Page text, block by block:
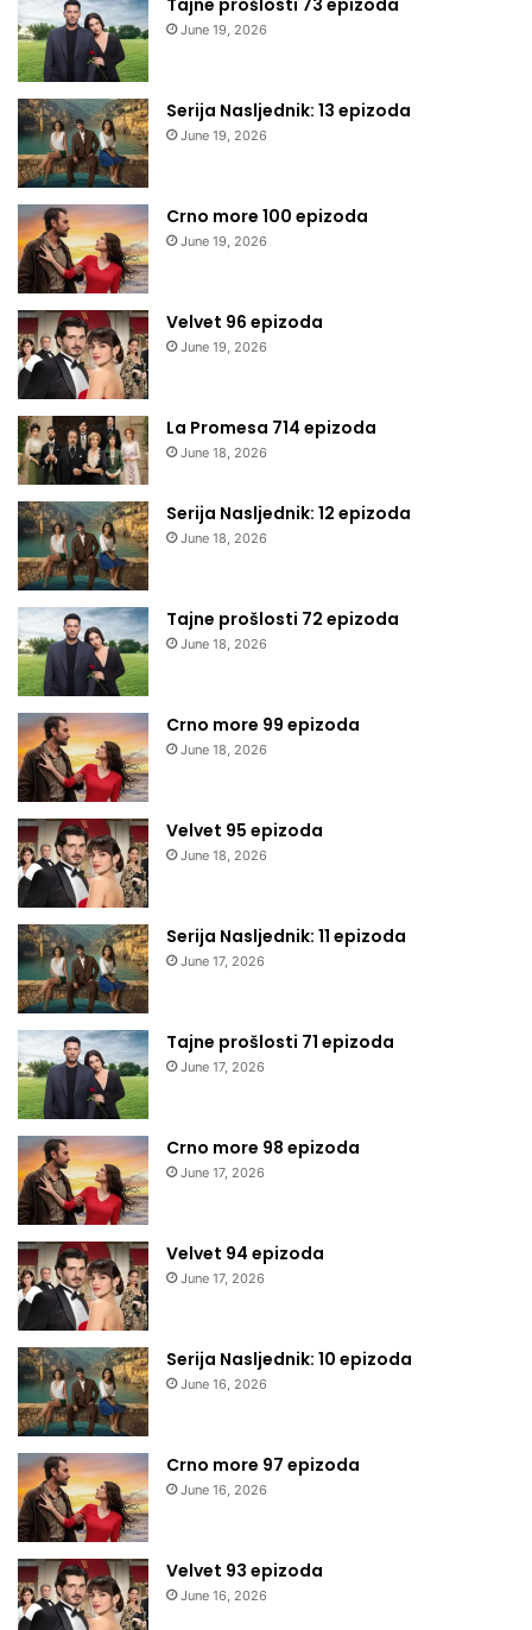
June 19, 2026
Serija Nasljednik: 13 epizoda
June 19, 2026
Crno more 100 epizoda
June 19, 2026
Velvet 96 epizoda
June 19, 2026
La Promesa 714 epizoda
June 18, 2026
Serija Nasljednik: 12 epizoda
June 18, 2026
Tajne prošlosti 72 epizoda
June 18, 2026
Crno more 99 epizoda
June 18, 2026
Velvet 95 epizoda
June 18, 2026
Serija Nasljednik: 11 epizoda
June 17, 2026
Tajne prošlosti 71 epizoda
June 17, 2026
Crno more 98 epizoda
June 17, 2026
Velvet 94 epizoda
June 17, 2026
Serija Nasljednik: 10 epizoda
June 16, 2026
Crno more 97 epizoda
June 16, 2026
Velvet 93 epizoda
June 16, 2026